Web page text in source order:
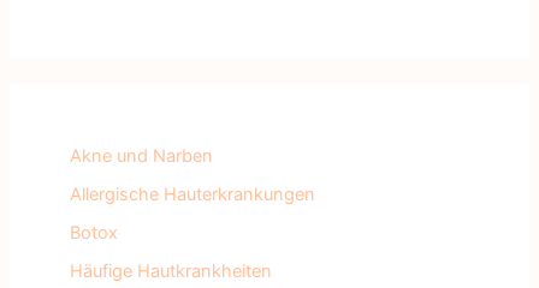
Akne und Narben
Allergische Hauterkrankungen
Botox
Häufige Hautkrankheiten